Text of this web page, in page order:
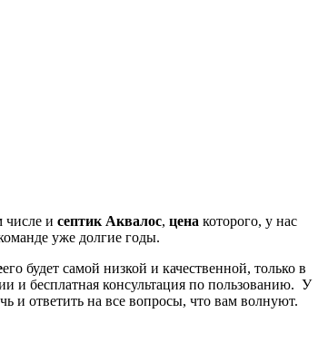
числе и септик Аквалос, цена которого, у нас
уже долгие годы.
его будет самой низкой и качественной, только в
и бесплатная консультация по пользованию. У
и ответить на все вопросы, что вам волнуют.